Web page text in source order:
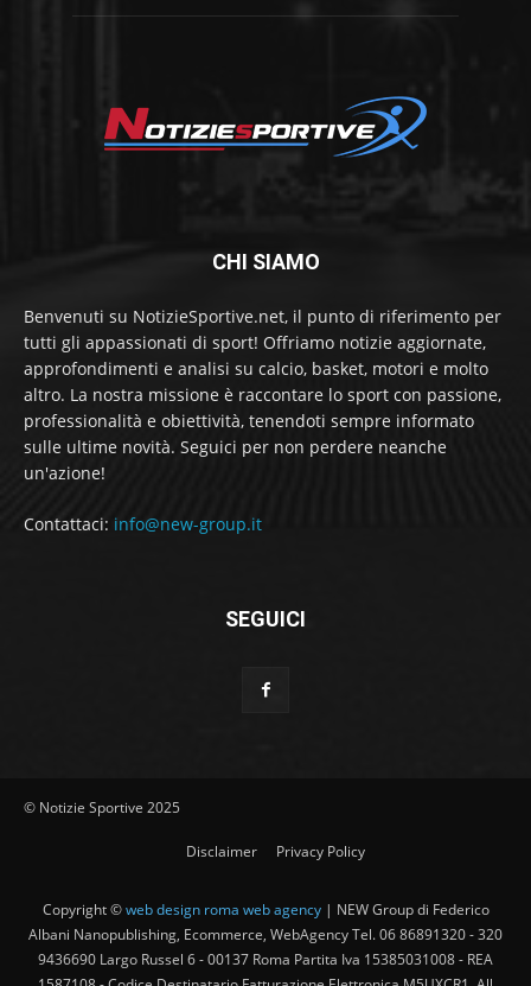
CHI SIAMO
Benvenuti su NotizieSportive.net, il punto di riferimento per
tutti gli appassionati di sport! Offriamo notizie aggiornate,
approfondimenti e analisi su calcio, basket, motori e molto
altro. La nostra missione è raccontare lo sport con passione,
professionalità e obiettività, tenendoti sempre informato
sulle ultime novità. Seguici per non perdere neanche
un'azione!
Contattaci: info@new-group.it
SEGUICI
© Notizie Sportive 2025
Disclaimer Privacy Policy
Copyright ©web design roma web agency| NEW Group di Federico
Albani Nanopublishing, Ecommerce, WebAgency Tel. 06 86891320 - 320
9436690 Largo Russel 6 - 00137 Roma Partita Iva 15385031008 - REA